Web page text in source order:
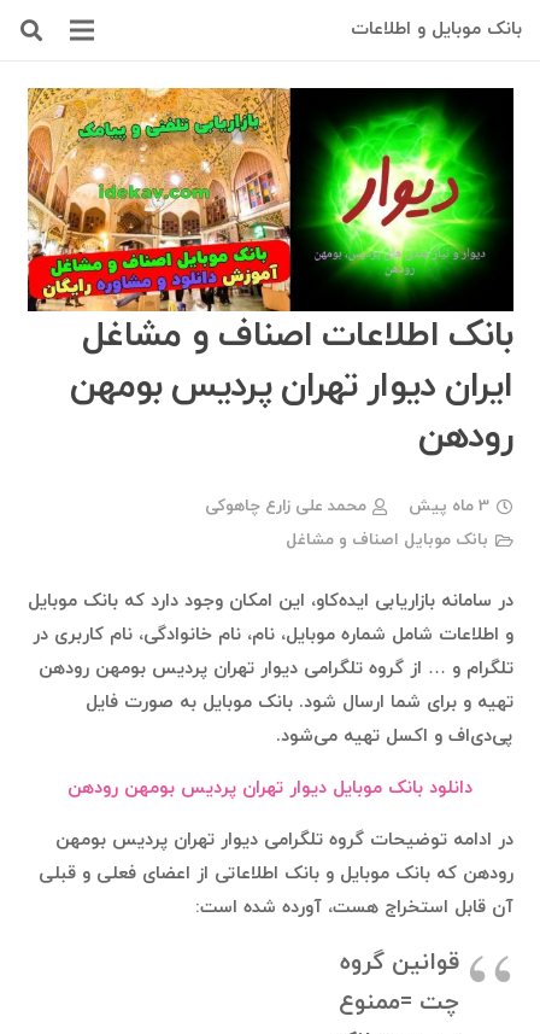
بانک موبایل و اطلاعات
بانک اطلاعات اصناف و مشاغل
ایران دیوار تهران پردیس بومهن
رودهن
3 ماه پیش
محمد علی زارع چاهوکی
بانک موبایل اصناف و مشاغل
در سامانه بازاریابی ایده‌کاو، این امکان وجود دارد که بانک موبایل
و اطلاعات شامل شماره موبایل، نام، نام خانوادگی، نام کاربری در
تلگرام و … از گروه تلگرامی دیوار تهران پردیس بومهن رودهن
تهیه و برای شما ارسال شود. بانک موبایل به صورت فایل
پی‌دی‌اف و اکسل تهیه می‌شود.
دانلود بانک موبایل دیوار تهران پردیس بومهن رودهن
در ادامه توضیحات گروه تلگرامی دیوار تهران پردیس بومهن
رودهن که بانک موبایل و بانک اطلاعاتی از اعضای فعلی و قبلی
آن قابل استخراج هست، آورده شده است:
قوانین گروه
چت =ممنوع